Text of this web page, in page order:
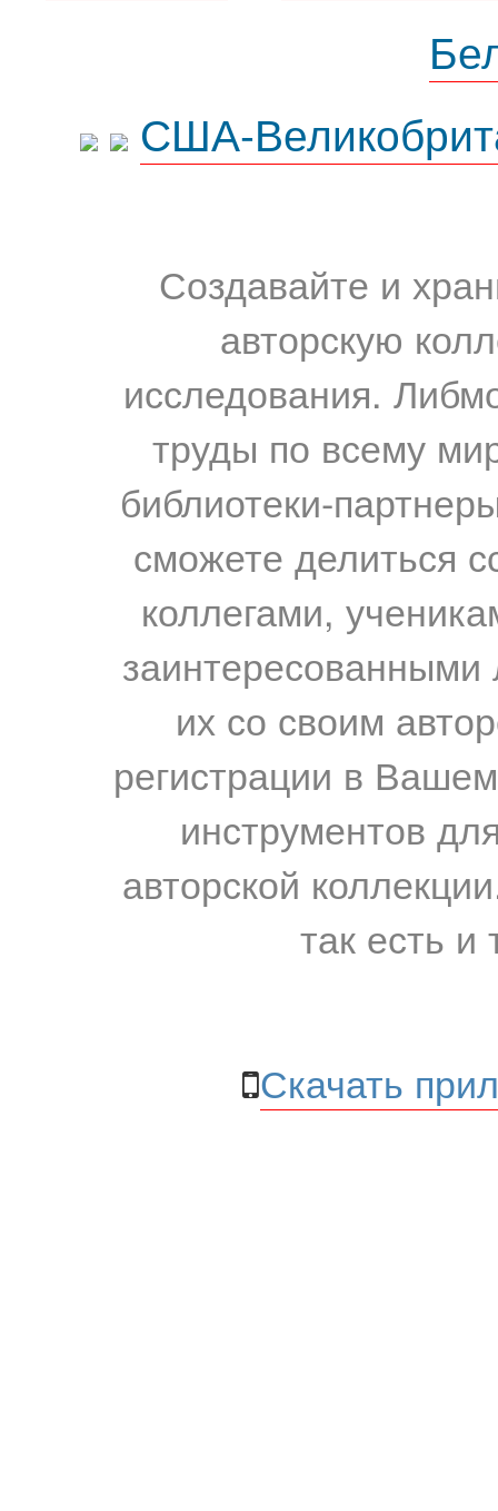
США-
Создавайте и
авторскую
исследования.
труды по всему
библиотеки-
сможете делиться
коллегами,
их со своим
регистрации в
инструментов
авторской
так есть и
Скачать